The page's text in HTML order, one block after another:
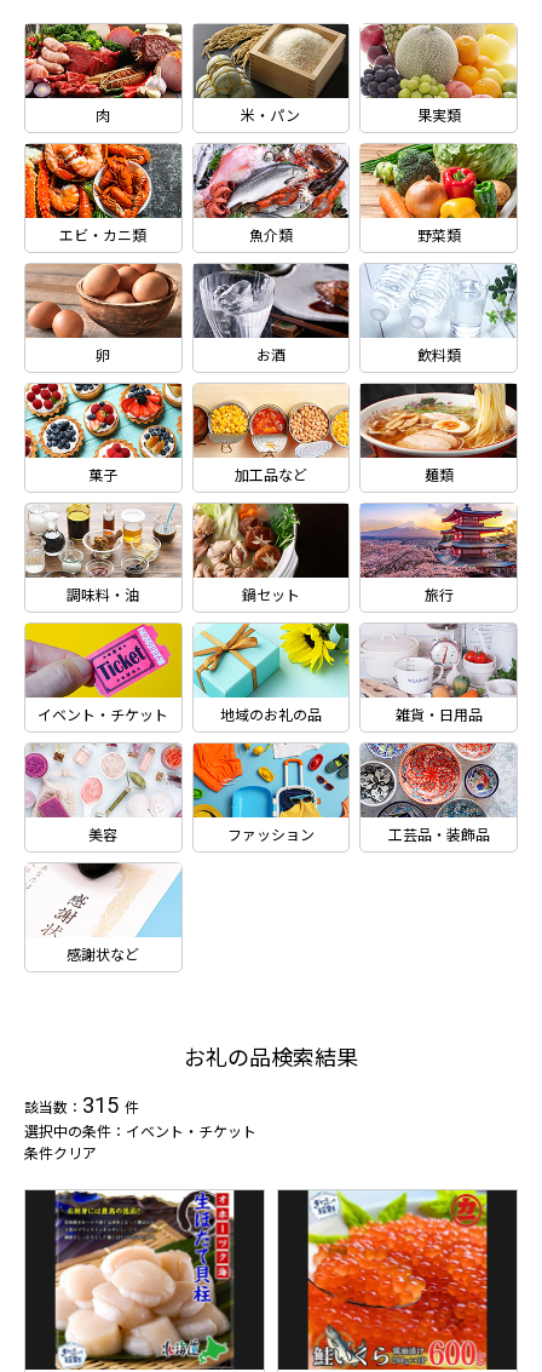
肉 米・パン 果実類
エビ・カニ類 魚介類 野菜類
卵 お酒 飲料類
菓子 加工品など 麺類
調味料・油 鍋セット 旅行
イベント・チケット 地域のお礼の品 雑貨・日用品
美容 ファッション 工芸品・装飾品
感謝状など
お礼の品検索結果
該当数： 315 件
選択中の条件：イベント・チケット
条件クリア